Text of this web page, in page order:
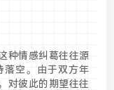
种情感纠葛往往源
落空。由于双方年
对彼此的期望往往